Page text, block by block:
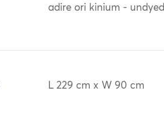
adire ori kinium - undyed
L 229 cm x W 90 cm